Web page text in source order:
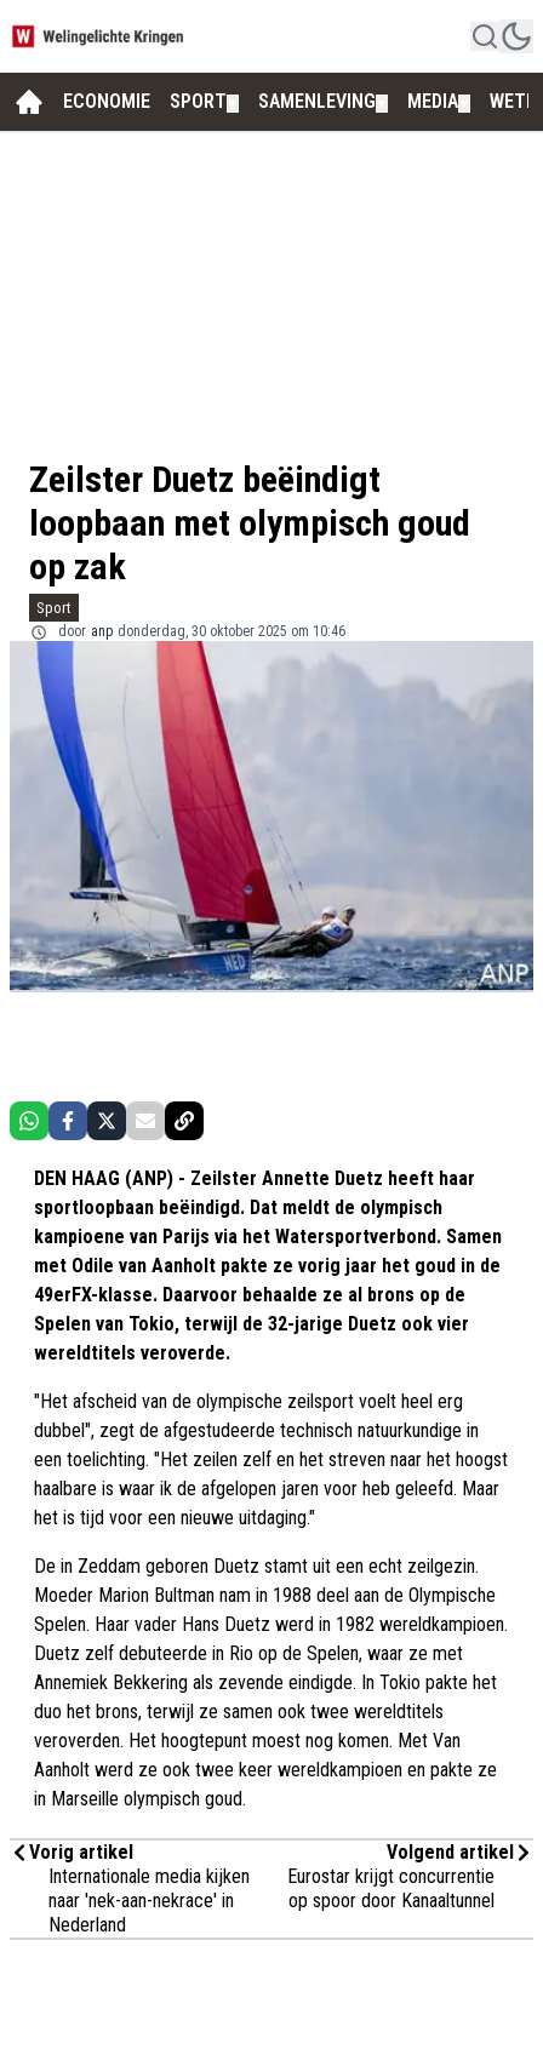
ECONOMIE SPORT SAMENLEVING MEDIA
Zeilster Duetz beëindigt
loopbaan met olympisch goud
op zak
Sport
door anp donderdag, 30 oktober 2025 om 10:46
DEN HAAG (ANP) - Zeilster Annette Duetz heeft haar
sportloopbaan beëindigd. Dat meldt de olympisch
kampioene van Parijs via het Watersportverbond. Samen
met Odile van Aanholt pakte ze vorig jaar het goud in de
49erFX-klasse. Daarvoor behaalde ze al brons op de
Spelen van Tokio, terwijl de 32-jarige Duetz ook vier
wereldtitels veroverde.
"Het afscheid van de olympische zeilsport voelt heel erg
dubbel", zegt de afgestudeerde technisch natuurkundige in
een toelichting. "Het zeilen zelf en het streven naar het hoogst
haalbare is waar ik de afgelopen jaren voor heb geleefd. Maar
het is tijd voor een nieuwe uitdaging."
De in Zeddam geboren Duetz stamt uit een echt zeilgezin.
Moeder Marion Bultman nam in 1988 deel aan de Olympische
Spelen. Haar vader Hans Duetz werd in 1982 wereldkampioen.
Duetz zelf debuteerde in Rio op de Spelen, waar ze met
Annemiek Bekkering als zevende eindigde. In Tokio pakte het
duo het brons, terwijl ze samen ook twee wereldtitels
veroverden. Het hoogtepunt moest nog komen. Met Van
Aanholt werd ze ook twee keer wereldkampioen en pakte ze
in Marseille olympisch goud.
Vorig artikel
Internationale media kijken
naar 'nek-aan-nekrace' in
Nederland
Volgend artikel
Eurostar krijgt concurrentie
op spoor door Kanaaltunnel